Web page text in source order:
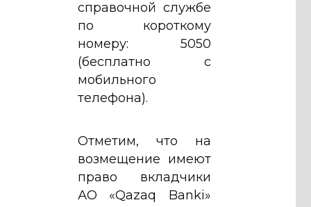
справочной службе
по короткому
номеру: 5050
(бесплатно с
мобильного
телефона).
Отметим, что на
возмещение имеют
право вкладчики
АО «Qazaq Banki»